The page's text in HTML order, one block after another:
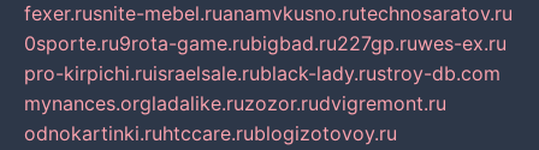
fexer.rusnite-mebel.ruanamvkusno.rutechnosaratov.ru
0sporte.ru9rota-game.rubigbad.ru227gp.ruwes-ex.ru
pro-kirpichi.ruisraelsale.rublack-lady.rustroy-db.com
mynances.orgladalike.ruzozor.rudvigremont.ru
odnokartinki.ruhtccare.rublogizotovoy.ru